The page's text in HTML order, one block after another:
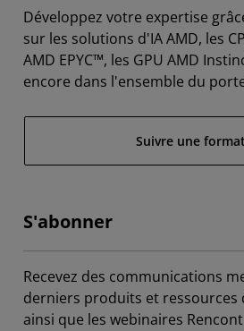
Développez votre expertise
sur les solutions d'IA AMD, les
AMD EPYC™, les GPU AMD
encore dans l'ensemble du
Suivre une
S'abonner
Recevez des communications
derniers produits et ressources
ainsi que les webinaires